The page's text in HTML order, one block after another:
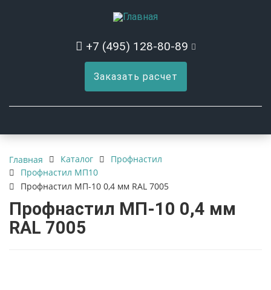
+7 (495) 128-80-89
Заказать расчет
Главная Каталог
Профнастил
Профнастил МП10
Профнастил МП-10 0,4 мм RAL 7005
Профнастил МП-10 0,4 мм
RAL 7005